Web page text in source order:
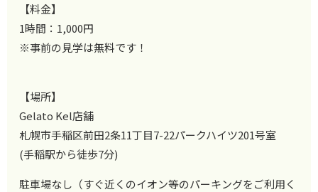
【料金】
1時間：1,000円
※事前の見学は無料です！
【場所】
Gelato Kel店舗
札幌市手稲区前田2条11丁目7-22パークハイツ201号室
(手稲駅から徒歩7分)
駐車場なし（すぐ近くのイオン等のパーキングをご利用く